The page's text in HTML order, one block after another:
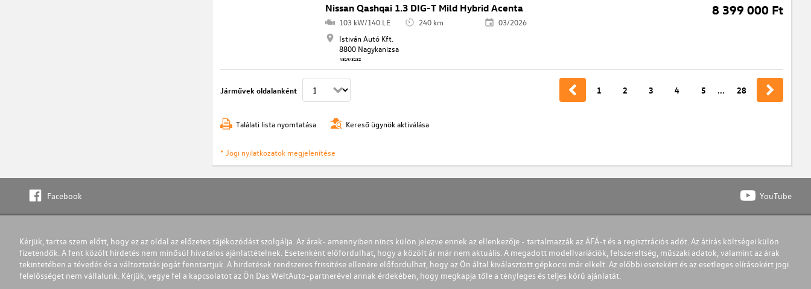
Nissan Qashqai 1.3 DIG-T Mild Hybrid Acenta 8 399 000 Ft
103 kW/140 LE 240 km
03/2026
Istiván Autó Kft.
8800 Nagykanizsa
4819/3132
Járművek oldalanként 1 2 3 4 5 ... 28
Találati lista nyomtatása Kereső ügynök aktiválása
* Jogi nyilatkozatok megjelenítése
Facebook YouTube
Kérjük, tartsa szem előtt, hogy ez az oldal az előzetes tájékozódást szolgálja. Az árak- amennyiben nincs külön jelezve ennek az ellenkezője - tartalmazzák az ÁFÁ-t és a regisztrációs adót. Az átírás költségei külön
fizetendők. A fent közölt hirdetés nem minősül hivatalos ajánlattételnek. Esetenként előfordulhat, hogy a közölt ár már nem aktuális. A megadott modellvariációk, felszereltség, műszaki adatok, valamint az árak
tekintetében a tévedés és a változtatás jogát fenntartjuk. A hirdetések rendszeres frissítése ellenére előfordulhat, hogy az Ön által kiválasztott gépkocsi már elkelt. Az előbbi esetekért és az esetleges elírásokért jogi
felelősséget nem vállalunk. Kérjük, vegye fel a kapcsolatot az Ön Das WeltAuto-partnerével annak érdekében, hogy megkapja tőle a tényleges és teljes körű ajánlatát.